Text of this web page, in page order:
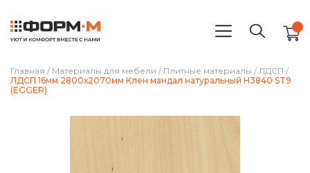
Главная / Материалы для мебели / Плитные материалы / ЛДСП /
ЛДСП 16мм 2800х2070мм Клен мандал натуральный H3840 ST9
(EGGER)